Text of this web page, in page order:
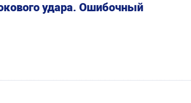
удара. Ошибочный